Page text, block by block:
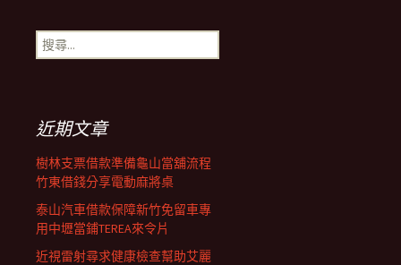
覽搜
尋
近期文章
樹林支票借款準備龜山當舖流程
竹東借錢分享電動麻將桌
泰山汽車借款保障新竹免留車專
用中壢當鋪TEREA來令片
近視雷射尋求健康檢查幫助艾麗